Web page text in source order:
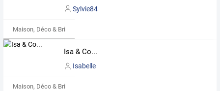
Sylvie84
Maison, Déco & Bricolage
Isa & Co...
Isabelle
Maison, Déco & Bricolage